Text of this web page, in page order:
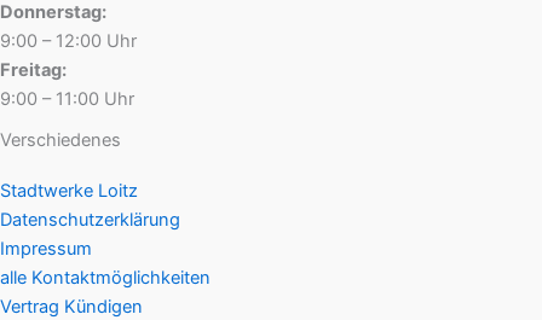
Donnerstag:
9:00 – 12:00 Uhr
Freitag:
9:00 – 11:00 Uhr
Verschiedenes
Stadtwerke Loitz
Datenschutzerklärung
Impressum
alle Kontaktmöglichkeiten
Vertrag Kündigen